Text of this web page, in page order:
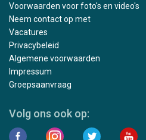
Voorwaarden voor foto's en video's
Neem contact op met
Vacatures
Privacybeleid
Algemene voorwaarden
Impressum
Groepsaanvraag
Volg ons ook op: